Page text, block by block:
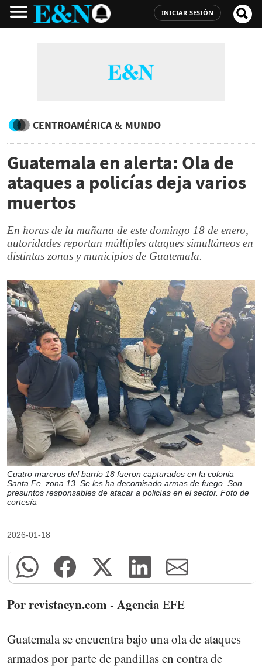
INICIAR SESIÓN
CENTROAMÉRICA & MUNDO
Guatemala en alerta: Ola de
ataques a policías deja varios
muertos
En horas de la mañana de este domingo 18 de enero,
autoridades reportan múltiples ataques simultáneos en
distintas zonas y municipios de Guatemala.
Cuatro mareros del barrio 18 fueron capturados en la colonia
Santa Fe, zona 13. Se les ha decomisado armas de fuego. Son
presuntos responsables de atacar a policías en el sector. Foto de
cortesía
2026-01-18
Por revistaeyn.com - Agencia EFE
Guatemala se encuentra bajo una ola de ataques
armados por parte de pandillas en contra de